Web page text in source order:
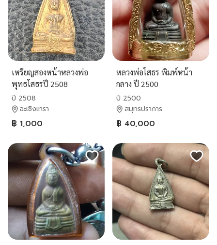
เหรียญสองหน้าหลวงพ่อ
พุทธโสธรปี 2508
ปี 2508
ฉะเชิงเทรา
฿ 1,000
หลวงพ่อโสธร พิมพ์หน้า
กลาง ปี 2500
ปี 2500
สมุทรปราการ
฿ 40,000